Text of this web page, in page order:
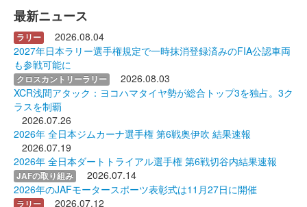
最新ニュース
ラリー
2026.08.04
2027年日本ラリー選手権規定で一時抹消登録済みのFIA公認車両
も参戦可能に
クロスカントリーラリー
2026.08.03
XCR浅間アタック：ヨコハマタイヤ勢が総合トップ3を独占。3ク
ラスを制覇
2026.07.26
2026年 全日本ジムカーナ選手権 第6戦奥伊吹 結果速報
2026.07.19
2026年 全日本ダートトライアル選手権 第6戦切谷内結果速報
JAFの取り組み
2026.07.14
2026年のJAFモータースポーツ表彰式は11月27日に開催
ラリー
2026.07.12